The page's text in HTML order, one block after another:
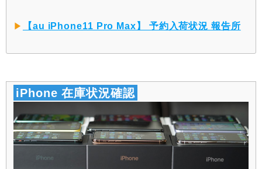
▶︎ 【au iPhone11 Pro Max】 予約入荷状況 報告所
iPhone 在庫状況確認